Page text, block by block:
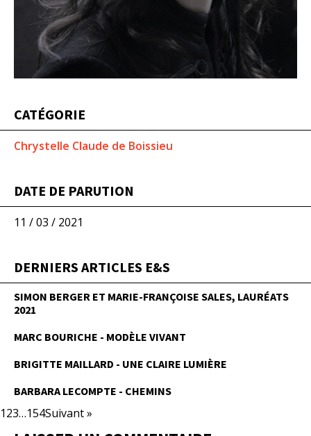
CATÉGORIE
Chrystelle Claude de Boissieu
DATE DE PARUTION
11 / 03 / 2021
DERNIERS ARTICLES E&S
SIMON BERGER ET MARIE-FRANÇOISE SALES, LAURÉATS
2021
MARC BOURICHE - MODÈLE VIVANT
BRIGITTE MAILLARD - UNE CLAIRE LUMIÈRE
BARBARA LECOMPTE - CHEMINS
123…154Suivant »